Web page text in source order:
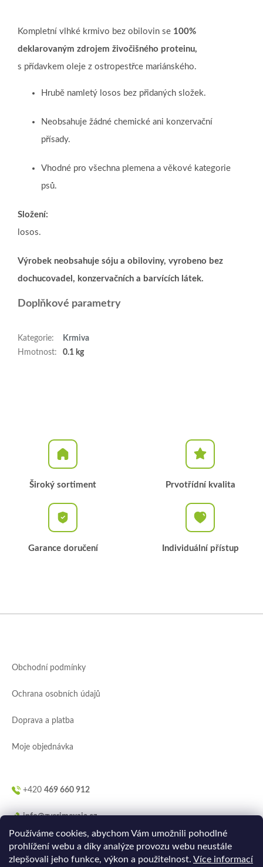
Používáme cookies, abychom Vám umožnili pohodlné
prohlížení webu a díky analýze provozu webu neustále
zlepšovali jeho funkce, výkon a použitelnost. Více informací
Kompletní vlhké krmivo bez obilovin se 100%
deklarovaným zdrojem živočišného proteinu,
s přídavkem oleje z ostropestřce mariánského.
Hrubě namletý losos bez přidaných složek.
Neobsahuje žádné chemické ani konzervační
přísady.
Vhodné pro všechna plemena a věkové kategorie
psů.
Složení:
losos.
Výrobek neobsahuje sóju a obiloviny, vyrobeno bez
dochucovadel, konzervačních a barvících látek.
Doplňkové parametry
Kategorie:
Krmiva
Hmotnost: 0.1 kg
Široký sortiment Prvotřídní kvalita
Garance doručení Individuální přístup
Obchodní podmínky
Ochrana osobních údajů
Doprava a platba
Moje objednávka
+420 469 660 912
info@zverimexaja.cz